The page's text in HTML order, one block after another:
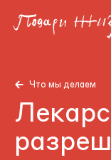
Что мы делаем